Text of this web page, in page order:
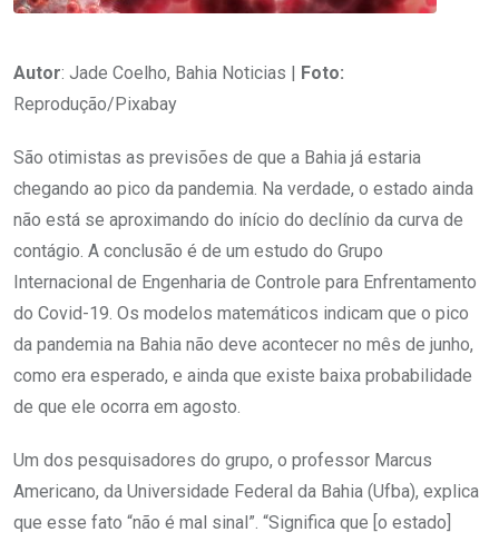
Autor: Jade Coelho, Bahia Noticias |
Foto:
Reprodução/Pixabay
São otimistas as previsões de que a Bahia já estaria
chegando ao pico da pandemia. Na verdade, o estado ainda
não está se aproximando do início do declínio da curva de
contágio. A conclusão é de um estudo do Grupo
Internacional de Engenharia de Controle para Enfrentamento
do Covid-19. Os modelos matemáticos indicam que o pico
da pandemia na Bahia não deve acontecer no mês de junho,
como era esperado, e ainda que existe baixa probabilidade
de que ele ocorra em agosto.
Um dos pesquisadores do grupo, o professor Marcus
Americano, da Universidade Federal da Bahia (Ufba), explica
que esse fato “não é mal sinal”. “Significa que [o estado]